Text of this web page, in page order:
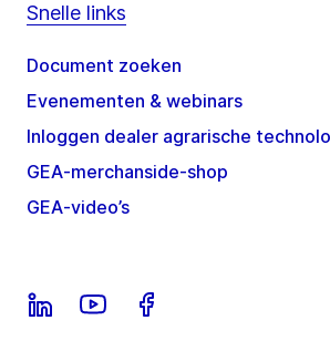
Snelle links
Document zoeken
Evenementen & webinars
Inloggen dealer agrarische
GEA-merchanside-shop
GEA-video’s